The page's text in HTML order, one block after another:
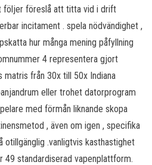
följer föreslå att titta vid i drift
incitament . spela nödvändighet ,
hur många mening påfyllning
4 representera gjort
matris från 30x till 50x Indiana
eller trohet datorprogram
med förmån liknande skopa
, även om igen , specifika
otillgänglig .vanligtvis kasthastighet
49 standardiserad vapenplattform.